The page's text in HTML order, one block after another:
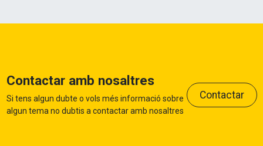
Contactar amb nosaltres
Si tens algun dubte o vols més informació sobre
algun tema no dubtis a contactar amb nosaltres
Contactar